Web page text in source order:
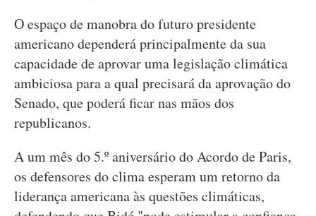
O espaço de manobra do futuro presidente
americano dependerá principalmente da sua
capacidade de aprovar uma legislação climática
ambiciosa para a qual precisará da aprovação do
Senado, que poderá ficar nas mãos dos
republicanos.
A um mês do 5.º aniversário do Acordo de Paris,
os defensores do clima esperam um retorno da
liderança americana às questões climáticas,